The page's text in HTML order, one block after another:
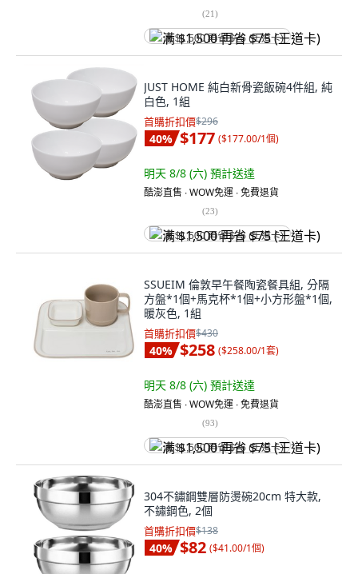
(21)
满 $1,500 再省 $75 (王道卡)
JUST HOME 純白新骨瓷飯碗4件組, 純
白色, 1組
首購折扣價$296
40% $177 ($177.00/1個)
明天 8/8 (六) 預計送達
酷澎直售 ∙ WOW免運 ∙ 免費退貨
(23)
满 $1,500 再省 $75 (王道卡)
SSUEIM 倫敦早午餐陶瓷餐具組, 分隔
方盤*1個+馬克杯*1個+小方形盤*1個,
暖灰色, 1組
首購折扣價$430
40% $258 ($258.00/1套)
明天 8/8 (六) 預計送達
酷澎直售 ∙ WOW免運 ∙ 免費退貨
(93)
满 $1,500 再省 $75 (王道卡)
304不鏽鋼雙層防燙碗20cm 特大款,
不鏽鋼色, 2個
首購折扣價$138
40% $82 ($41.00/1個)